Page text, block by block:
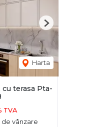
Harta
Next
terasa Pta-
TVA
vânzare